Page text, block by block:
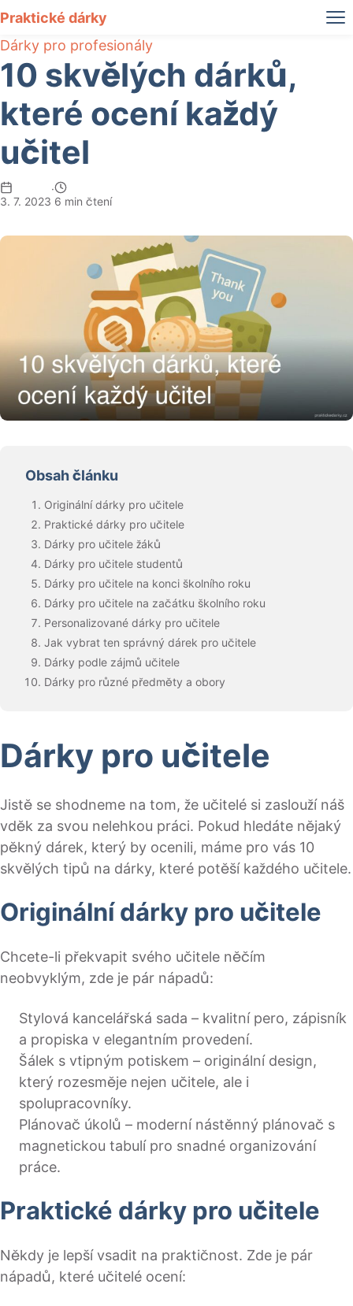
Praktické dárky
Dárky pro profesionály
10 skvělých dárků,
které ocení každý
učitel
3. 7. 2023
·
6 min čtení
Obsah článku
Originální dárky pro učitele
Praktické dárky pro učitele
Dárky pro učitele žáků
Dárky pro učitele studentů
Dárky pro učitele na konci školního roku
Dárky pro učitele na začátku školního roku
Personalizované dárky pro učitele
Jak vybrat ten správný dárek pro učitele
Dárky podle zájmů učitele
Dárky pro různé předměty a obory
Dárky pro učitele
Jistě se shodneme na tom, že učitelé si zaslouží náš
vděk za svou nelehkou práci. Pokud hledáte nějaký
pěkný dárek, který by ocenili, máme pro vás 10
skvělých tipů na dárky, které potěší každého učitele.
Originální dárky pro učitele
Chcete-li překvapit svého učitele něčím
neobvyklým, zde je pár nápadů:
Stylová kancelářská sada – kvalitní pero, zápisník
a propiska v elegantním provedení.
Šálek s vtipným potiskem – originální design,
který rozesměje nejen učitele, ale i
spolupracovníky.
Plánovač úkolů – moderní nástěnný plánovač s
magnetickou tabulí pro snadné organizování
práce.
Praktické dárky pro učitele
Někdy je lepší vsadit na praktičnost. Zde je pár
nápadů, které učitelé ocení: